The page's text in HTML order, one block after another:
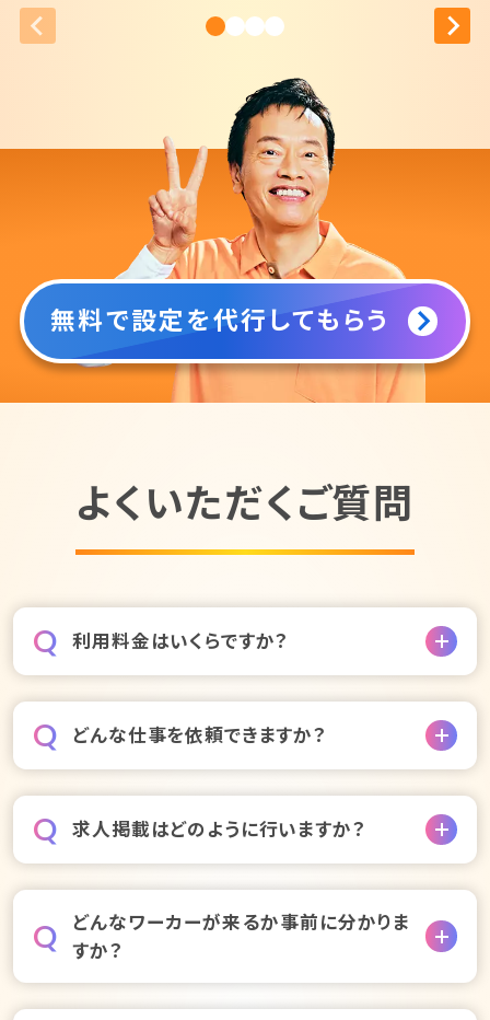
無料で設定を代行してもらう
よくいただくご質問
Q 利用料金はいくらですか？
費用はマッチング成立後に発生する完全成果報酬型と
なります。
※ 料金体系は職種・地域により異なります。詳しくはお問い合わせ
ください。
Q どんな仕事を依頼できますか？
わたる業務を有資格者に依頼することができます。
依頼できる業務の一覧を見る
Q 求人掲載はどのように行いますか？
できます。勤務条件やスキルの設定も可能です。
求人作成を無料で代行してもらう
Q
どんなワーカーが来るか事前に分かりま
すか？